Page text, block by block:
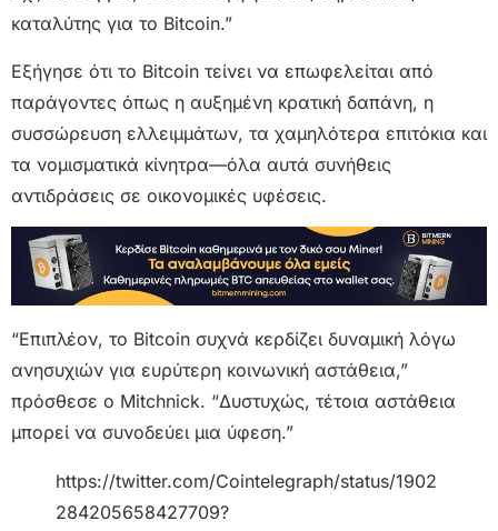
καταλύτης για το Bitcoin.”
Εξήγησε ότι το Bitcoin τείνει να επωφελείται από
παράγοντες όπως η αυξημένη κρατική δαπάνη, η
συσσώρευση ελλειμμάτων, τα χαμηλότερα επιτόκια και
τα νομισματικά κίνητρα—όλα αυτά συνήθεις
αντιδράσεις σε οικονομικές υφέσεις.
“Επιπλέον, το Bitcoin συχνά κερδίζει δυναμική λόγω
ανησυχιών για ευρύτερη κοινωνική αστάθεια,”
πρόσθεσε ο Mitchnick. “Δυστυχώς, τέτοια αστάθεια
μπορεί να συνοδεύει μια ύφεση.”
https://twitter.com/Cointelegraph/status/1902
284205658427709?